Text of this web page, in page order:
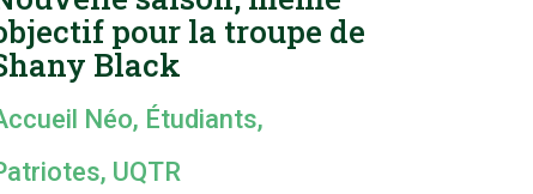
pour la troupe de
Black
Néo, Étudiants,
, UQTR